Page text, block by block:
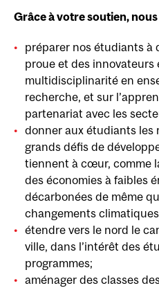
Grâce à votre soutien,
préparer nos étudiants à
proue et des innovateurs
multidisciplinarité en
recherche, et sur
partenariat avec les
donner aux étudiants les
grands défis de
tiennent à cœur, comme
des économies à faibles
décarbonées de même
changements
étendre vers le nord le
ville, dans l’intérêt des
programmes;
aménager des classes